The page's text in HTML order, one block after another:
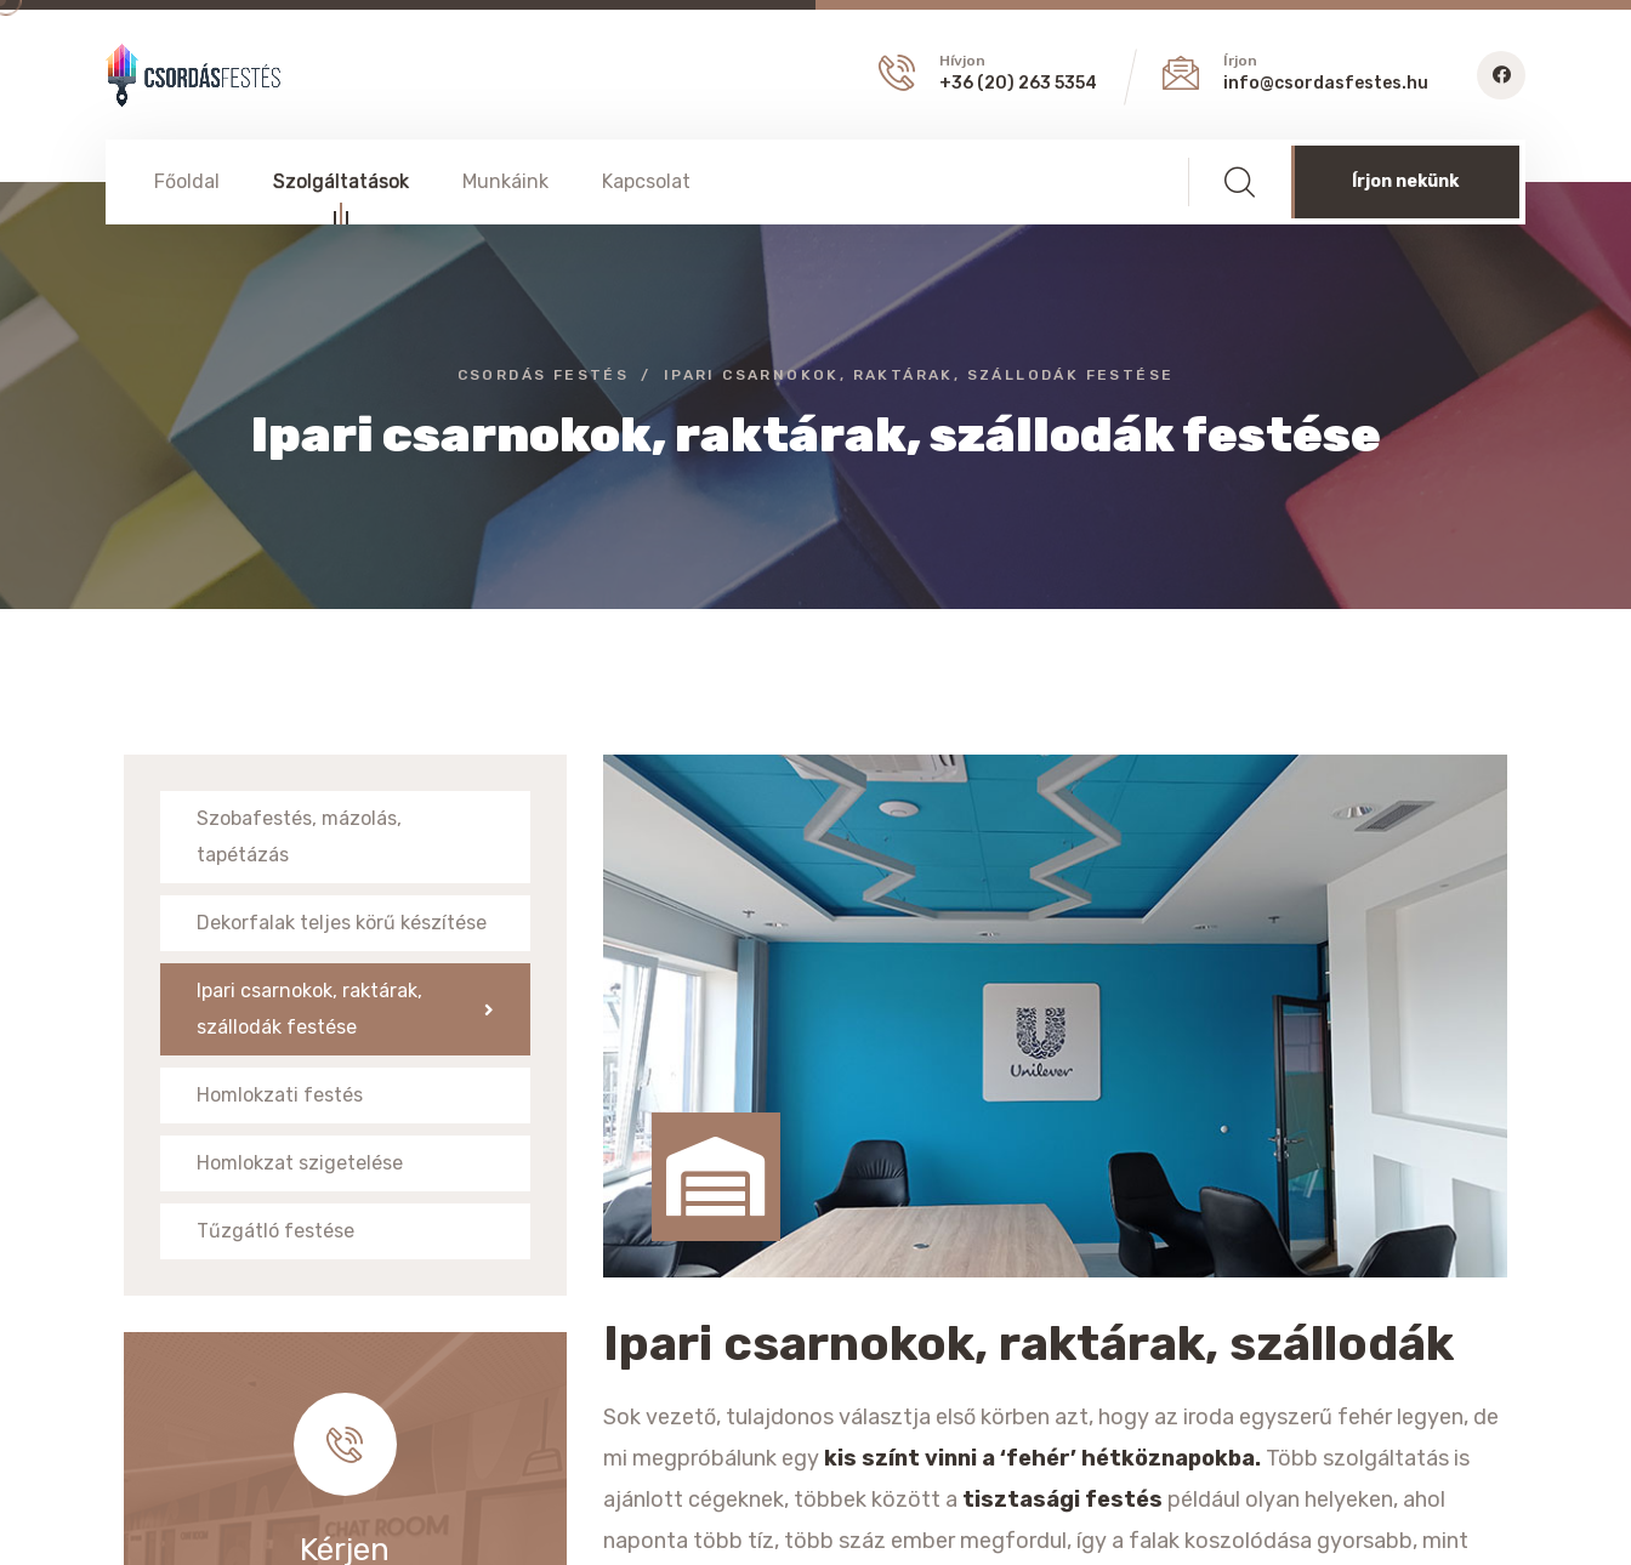
Hívjon
+36 (20) 263 5354
Írjon
info@csordasfestes.hu
Főoldal Szolgáltatások Munkáink Kapcsolat Írjon nekünk
CSORDÁS FESTÉS IPARI CSARNOKOK, RAKTÁRAK, SZÁLLODÁK FESTÉSE
Ipari csarnokok, raktárak, szállodák festése
Szobafestés, mázolás,
tapétázás
Dekorfalak teljes körű készítése
Ipari csarnokok, raktárak,
szállodák festése
Homlokzati festés
Homlokzat szigetelése
Tűzgátló festése
Kérjen
Ipari csarnokok, raktárak, szállodák
Sok vezető, tulajdonos választja első körben azt, hogy az iroda egyszerű fehér legyen, de
mi megpróbálunk egy kis színt vinni a ‘fehér’ hétköznapokba.Több szolgáltatás is
ajánlott cégeknek, többek között a tisztasági festés például olyan helyeken, ahol
naponta több tíz, több száz ember megfordul, így a falak koszolódása gyorsabb, mint